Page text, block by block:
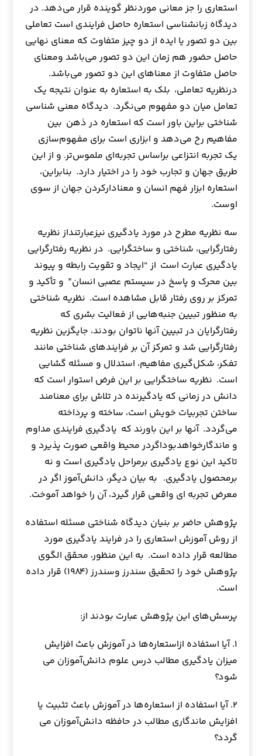
استعاری را جز معانی مورد‌نظر گوینده قرار می‌دهد. در
دیدگاه زبانشناسی استعاره حاصل فرایندی است تعاملی
بین دو تصور یا ایده از دو چیز متفاوت که معنای نهایی
حاصل حضور هم زمان این دو تصور می‌باشد ومعنای
حاصل متفاوت از معناهای این دو تصور می‌باشد.
درنظریه تعاملی، بلک به استعاره به عنوان نتیجه یک
تعامل میان دو مفهوم می‌نگرد. دیدگاه معنی شناسی
شناختی براین باور است که استعاره در ذهن بین
مفاهیم رخ می‌دهد و ابزاری است برای مفهوم‌سازی
یک تجربه انتزاعی براساس تجربه‌ای ملموس‌تر. و از این
طریق جهان و تجارب خود را در اختیار دارد. بنابراین،
استعاره ابزار فهم انسان و معنادار‌کردن جهان از سوی
اوست.
سه نظریه مطرح در مورد یادگیری نیزعبارتنداز نظریه
رفتارگرایی، شناختی و ساختگرایی. در نظریه رفتارگرایی
یادگیری عبارت است از “ایجاد و تقویت رابطه و پیوند
بین محرک و پاسخ در سیستم عصبی انسان” و تأکید و
تمرکز بر روی رفتار قابل مشاهده است. نظریه شناختی
به منظور تبیین جنبه‌هایی از فعالیت بشری که
رفتارگرایان در تبیین آنها ناتوان بودند، جایگزین نظریه
رفتارگرایی شد و تمرکز آن بر فرایندهای شناختی مانند
تفکر، شکل‌گیری مفاهیم، استدلال و مسئله گشایی
است. نظریه ساختگرایی بر این فرض استوار است که
دانش در زمانی که یادگیرنده در تلاش برای معنامند
ساختن تجربیات خویش است، ساخته و پرداخته
می‌گردد. آنها بر این باورند که یادگیری فرایندی مداوم
و ماندگارخواهدبوداگردر محیط واقعی صورت پذیرد و
تاکید این نوع یادگیری برمراحل یادگیری است و نه
بر‌محصول یادگیری. به بیان دیگر، دانش‌آموز اگر در
معرض تجربه ای واقعی قرار گیرد، آن را خواهد آموخت.
پژوهش‌ حاضر بر بنیان دیدگاه شناختی مسئله استفاده
از روش آموزش استعاری را در فرایند یادگیری مورد
مطالعه قرار داده است. به این منظور، محقق الگوی
پژوهش خود را تحقیق سندرز وسندرز (۱۹۸۴) قرار داده
است.
پرسش‌های این پژوهش عبارت بودند از:
۱. آیا استفاده ازاستعاره‌ها در آموزش باعث افزایش
میزان یادگیری مطالب درس علوم دانش‌آموزان می
شود؟
۲. آیا استفاده از استعاره‌ها در آموزش باعث تثبیت یا
افزایش ماندگاری مطالب در حافظه دانش‌آموزان می
گردد؟